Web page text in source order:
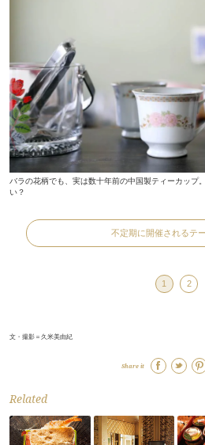
バラの花柄でも、実は数十年前の中国製ティーカップ
い？
不定期に開催されるテ
1 2
文・撮影＝久米美由紀
Share it
Related